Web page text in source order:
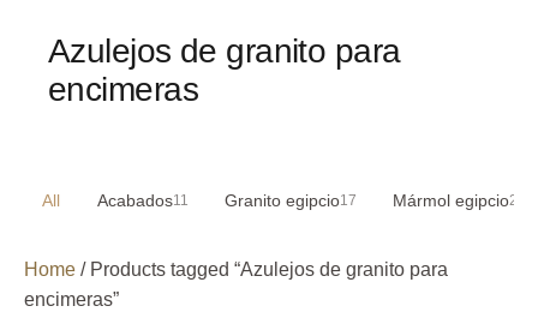
Azulejos de granito para
encimeras
All Acabados11 Granito egipcio17 Mármol egipcio29
Home / Products tagged “Azulejos de granito para
encimeras”